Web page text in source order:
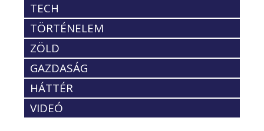
TECH
TÖRTÉNELEM
ZÖLD
GAZDASÁG
HÁTTÉR
VIDEÓ